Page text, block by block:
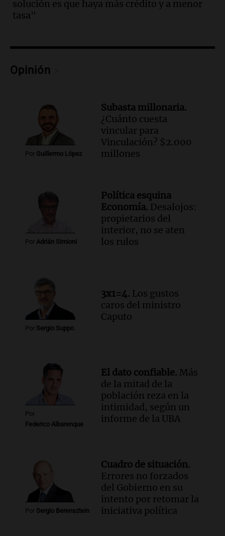
conviene priorizar
Audio.
Mateo, a los 25 años, lucha
contra el tiempo: necesita un trasplante
para poder seguir viviend
Una mañana para todos
Episodios
Una mañana para todos
Episodios
Altas Cumbres: rescataron a una
cabra que llevaba ocho días atrapada en
Audio.
Chile planteó mejorar la
conectividad fronteriza, aérea y digital
con Jujuy
Panorama Federal
Episodios
solución es que haya más crédito y a menor
tasa"
Opinión
Por Guillermo López
Subasta millonaria.
¿Cuánto cuesta
vincular para
Vinculación? $2.000
millones
Por Adrián Simioni
Política esquina
Economía. Desalojos:
propietarios del
interior, no se aten
los rulos
Por Sergio Suppo
3x1=4. Los gustos
caros del ministro
Caputo
Por
Federico Albarenque
El dato confiable. Más
de la mitad de la
población reza en la
intimidad, según un
informe de la UBA
Por Sergio Berensztein
Cuadro de situación.
Errores no forzados
del Gobierno en su
intento por retomar la
iniciativa política